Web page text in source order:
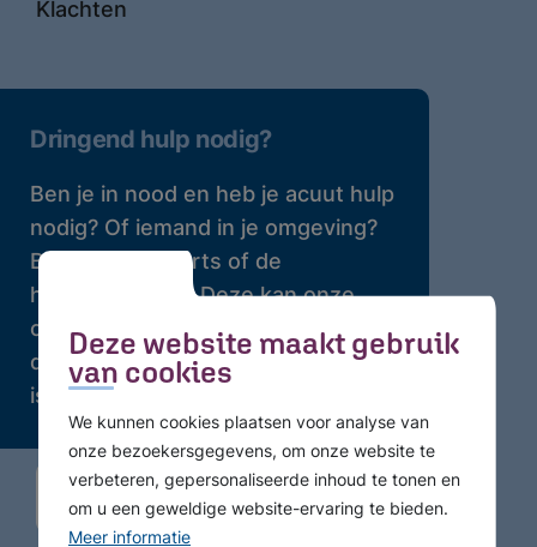
Deze website maakt gebruik
van cookies
We kunnen cookies plaatsen voor analyse van
onze bezoekersgegevens, om onze website te
verbeteren, gepersonaliseerde inhoud te tonen en
om u een geweldige website-ervaring te bieden.
Meer informatie
Klachten
Dringend hulp nodig?
Ben je in nood en heb je acuut hulp
nodig? Of iemand in je omgeving?
Bel dan je huisarts of de
huisartsenpost. Deze kan onze
crisisdienst bellen waar 24 uur per
dag professionele hulp beschikbaar
is.